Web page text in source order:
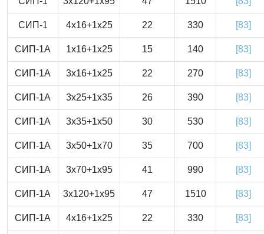
СИП-1 4x16+1x25 22 330 [83]
СИП-1А 1x16+1x25 15 140 [83]
СИП-1А 3x16+1x25 22 270 [83]
СИП-1А 3x25+1x35 26 390 [83]
СИП-1А 3x35+1x50 30 530 [83]
СИП-1А 3x50+1x70 35 700 [83]
СИП-1А 3x70+1x95 41 990 [83]
СИП-1А 3x120+1x95 47 1510 [83]
СИП-1А 4x16+1x25 22 330 [83]